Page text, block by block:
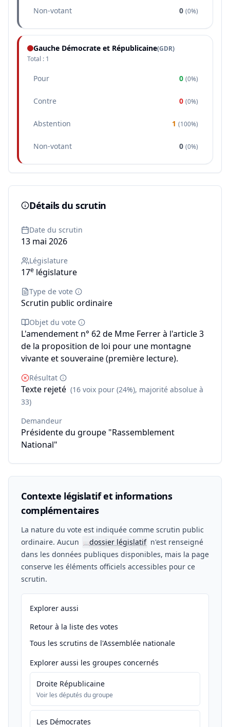
Non-votant 0 (0%)
Gauche Démocrate et Républicaine(GDR)
Total : 1
Pour 0 (0%)
Contre 0 (0%)
Abstention 1 (100%)
Non-votant 0 (0%)
Détails du scrutin
Date du scrutin
13 mai 2026
Législature
17e législature
Type de vote
Scrutin public ordinaire
Objet du vote
L'amendement n° 62 de Mme Ferrer à l'article 3
de la proposition de loi pour une montagne
vivante et souveraine (première lecture).
Résultat
Texte rejeté (16 voix pour (24%), majorité absolue à
33)
Demandeur
Présidente du groupe "Rassemblement
National"
Contexte législatif et informations
complémentaires
La nature du vote est indiquée comme scrutin public
ordinaire. Aucun
📖dossier législatif n'est renseigné
dans les données publiques disponibles, mais la page
conserve les éléments officiels accessibles pour ce
scrutin.
Explorer aussi
Retour à la liste des votes
Tous les scrutins de l'Assemblée nationale
Explorer aussi les groupes concernés
Droite Républicaine
Voir les députés du groupe
Les Démocrates